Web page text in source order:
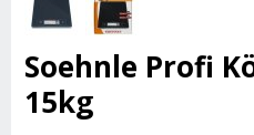
Soehnle Profi
15kg